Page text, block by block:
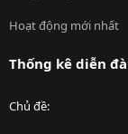
Hoạt động mới nhất
Thống kê diễn
Chủ đề